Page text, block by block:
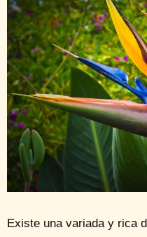
Existe una variada y rica